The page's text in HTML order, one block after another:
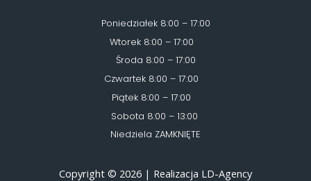
Poniedziałek 8:00 – 17:00
Wtorek 8:00 – 17:00
Środa 8:00 – 17:00
Czwartek 8:00 – 17:00
Piątek 8:00 – 17:00
Sobota 8:00 – 13:00
Niedziela ZAMKNIĘTE
Copyright © 2026 | Realizacja LD-Agency